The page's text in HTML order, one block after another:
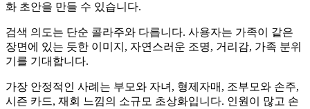
화 초안을 만들 수 있습니다.
검색 의도는 단순 콜라주와 다릅니다. 사용자는 가족이 같은
장면에 있는 듯한 이미지, 자연스러운 조명, 거리감, 가족 분위
기를 기대합니다.
가장 안정적인 사례는 부모와 자녀, 형제자매, 조부모와 손주,
시즌 카드, 재회 느낌의 소규모 초상화입니다. 인원이 많고 손